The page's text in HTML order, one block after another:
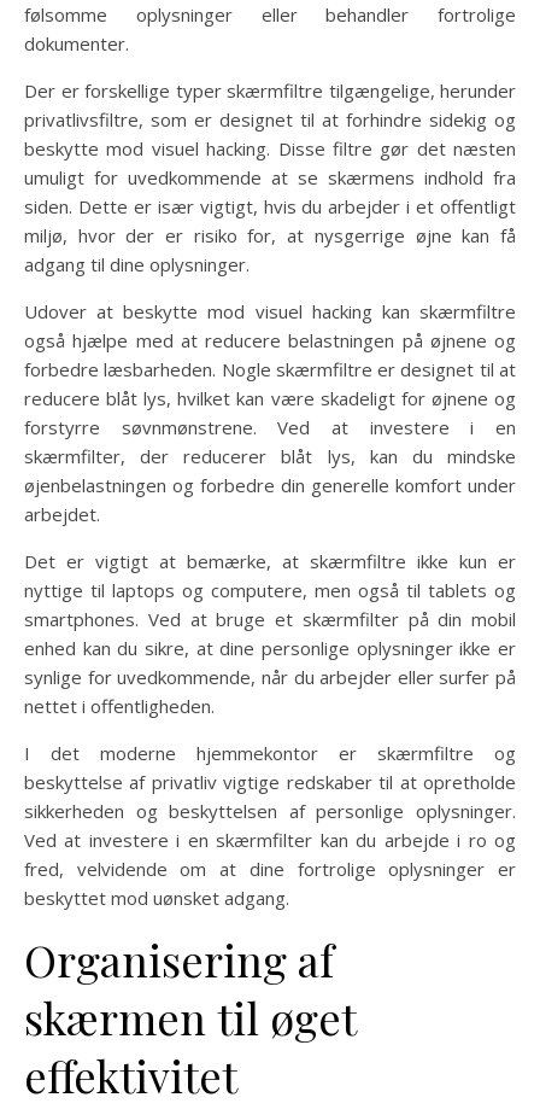
følsomme oplysninger eller behandler fortrolige
dokumenter.
Der er forskellige typer skærmfiltre tilgængelige, herunder
privatlivsfiltre, som er designet til at forhindre sidekig og
beskytte mod visuel hacking. Disse filtre gør det næsten
umuligt for uvedkommende at se skærmens indhold fra
siden. Dette er især vigtigt, hvis du arbejder i et offentligt
miljø, hvor der er risiko for, at nysgerrige øjne kan få
adgang til dine oplysninger.
Udover at beskytte mod visuel hacking kan skærmfiltre
også hjælpe med at reducere belastningen på øjnene og
forbedre læsbarheden. Nogle skærmfiltre er designet til at
reducere blåt lys, hvilket kan være skadeligt for øjnene og
forstyrre søvnmønstrene. Ved at investere i en
skærmfilter, der reducerer blåt lys, kan du mindske
øjenbelastningen og forbedre din generelle komfort under
arbejdet.
Det er vigtigt at bemærke, at skærmfiltre ikke kun er
nyttige til laptops og computere, men også til tablets og
smartphones. Ved at bruge et skærmfilter på din mobil
enhed kan du sikre, at dine personlige oplysninger ikke er
synlige for uvedkommende, når du arbejder eller surfer på
nettet i offentligheden.
I det moderne hjemmekontor er skærmfiltre og
beskyttelse af privatliv vigtige redskaber til at opretholde
sikkerheden og beskyttelsen af personlige oplysninger.
Ved at investere i en skærmfilter kan du arbejde i ro og
fred, velvidende om at dine fortrolige oplysninger er
beskyttet mod uønsket adgang.
Organisering af
skærmen til øget
effektivitet